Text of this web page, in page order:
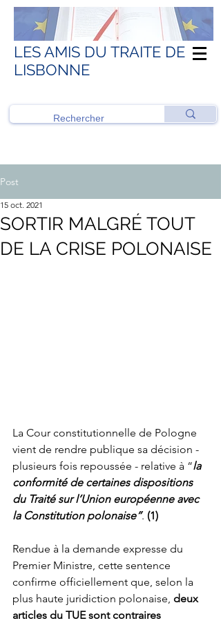
LES AMIS DU TRAITE DE
LISBONNE
Post
SORTIR MALGRÉ TOUT
DE LA CRISE POLONAISE
15 oct. 2021
La Cour constitutionnelle de Pologne
vient de rendre publique sa décision -
plusieurs fois repoussée - relative à “la
conformité de certaines dispositions
du Traité sur l’Union européenne avec
la Constitution polonaise”. (1)
Rendue à la demande expresse du
Premier Ministre, cette sentence
confirme officiellement que, selon la
plus haute juridiction polonaise, deux
articles du TUE sont contraires